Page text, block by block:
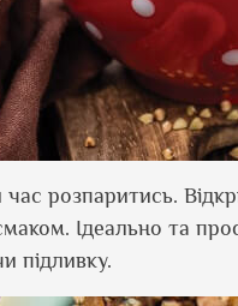
розпаритись.
Ідеально та
підливку.